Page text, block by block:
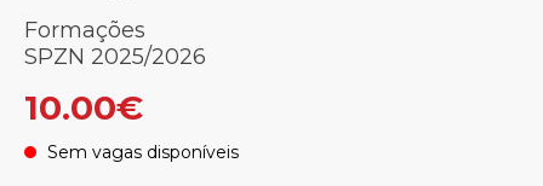
Formações
SPZN 2025/2026
10.00€
. Sem vagas disponíveis